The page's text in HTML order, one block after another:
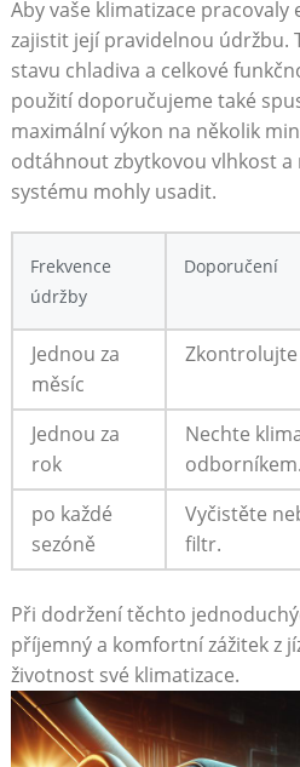
Aby vaše klimatizace pracovaly
‌zajistit její pravidelnou údržbu.
stavu chladiva a celkové
použití doporučujeme také
‌maximální výkon na několik
odtáhnout zbytkovou vlhkost a‌
systému⁢ mohly‌ usadit.
Frekvence
údržby
Doporučení
Jednou za
měsíc
Jednou za⁢
rok
Nechte⁣
odborníkem.
po každé
sezóně
Vyčistěte
filtr.
Při dodržení těchto⁢
příjemný ⁤a komfortní zážitek z
životnost své ‌klimatizace.